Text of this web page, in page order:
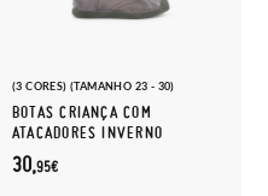
(3 CORES) (TAMANHO 23 - 30)
BOTAS CRIANÇA COM
ATACADORES INVERNO
30,95€